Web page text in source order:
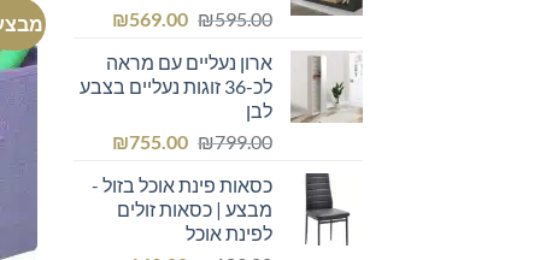
דורג5.00
₪595.00
המחיר
היה:
₪595.00.
₪569.00
המחיר
הוא:
₪569.00.
ארון נעליים עם מראה
לכ-36 זוגות נעליים בצבע
לבן
₪799.00
המחיר
היה:
₪799.00.
₪755.00
המחיר
הוא:
כסאות פינת אוכל בזול -
מבצע | כסאות זולים
לפינת אוכל